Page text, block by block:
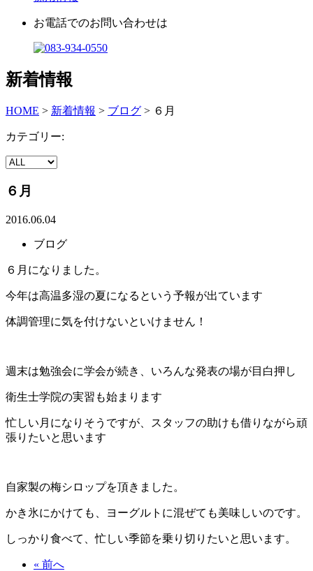
お電話でのお問い合わせは
新着情報
HOME > 新着情報 > ブログ > ６月
カテゴリー:
６月
2016.06.04
ブログ
６月になりました。
今年は高温多湿の夏になるという予報が出ています
体調管理に気を付けないといけません！
週末は勉強会に学会が続き、いろんな発表の場が目白押し
衛生士学院の実習も始まります
忙しい月になりそうですが、スタッフの助けも借りながら頑
張りたいと思います
自家製の梅シロップを頂きました。
かき氷にかけても、ヨーグルトに混ぜても美味しいのです。
しっかり食べて、忙しい季節を乗り切りたいと思います。
« 前へ